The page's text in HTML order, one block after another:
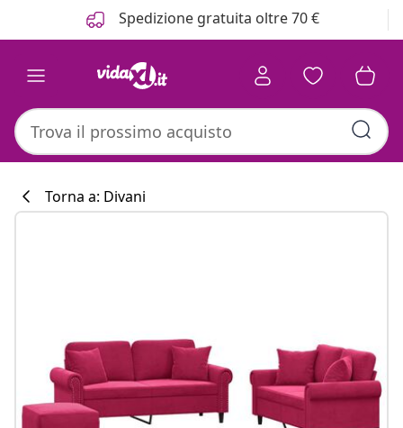
Spedizione gratuita oltre 70 €
Torna a: Divani